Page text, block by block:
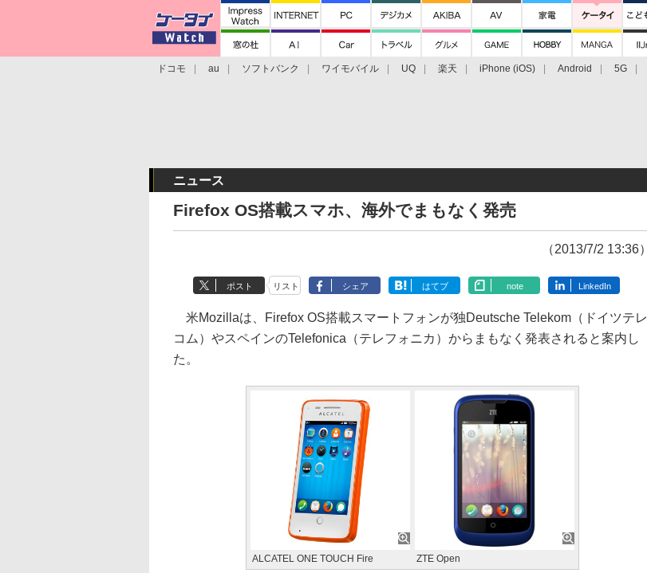
ドコモ au ソフトバンク ワイモバイル UQ 楽天 iPhone (iOS) Android 5G
ニュース
Firefox OS搭載スマホ、海外でまもなく発売
（2013/7/2 13:36）
ポスト リスト シェア はてブ note LinkedIn
米Mozillaは、Firefox OS搭載スマートフォンが独Deutsche Telekom（ドイツテレ
コム）やスペインのTelefonica（テレフォニカ）からまもなく発表されると案内し
た。
ALCATEL ONE TOUCH Fire ZTE Open